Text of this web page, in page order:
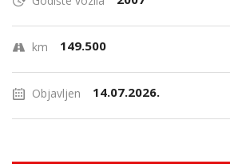
km 149.500
Objavljen 14.07.2026.